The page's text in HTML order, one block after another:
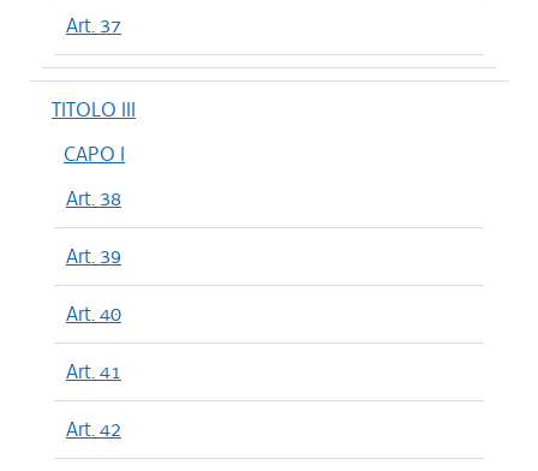
Art. 37
TITOLO III
CAPO I
Art. 38
Art. 39
Art. 40
Art. 41
Art. 42